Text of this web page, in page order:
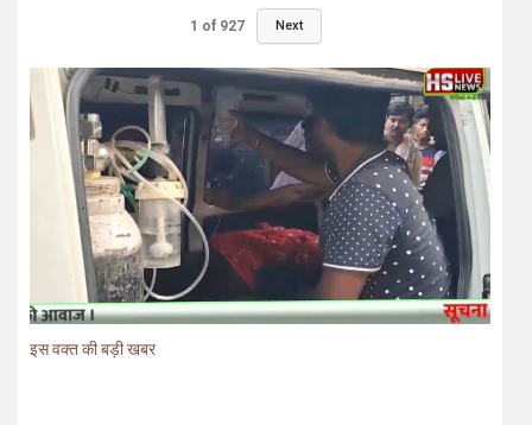
1 of 927 Next
इस वक्त की बड़ी खबर